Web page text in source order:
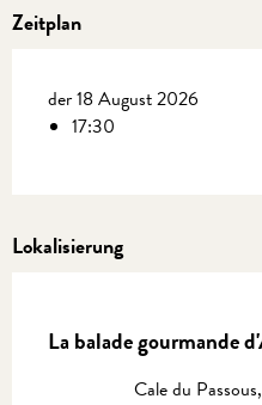
Zeitplan
der 18 August 2026
17:30
Lokalisierung
La balade gourmande
Cale du